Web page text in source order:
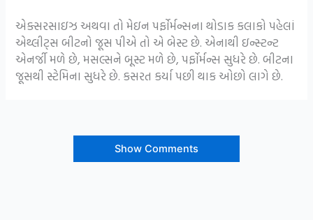
એક્સરસાઇઝ અથવા તો મેઇન પર્ફોર્મન્સના થોડાક કલાકો પહેલાં
એથ્લીટ્સ બીટનો જૂસ પીએ તો એ બેસ્ટ છે. એનાથી ઇન્સ્ટન્ટ
એનર્જી મળે છે, મસલ્સને બૂસ્ટ મળે છે, પર્ફોર્મન્સ સુધરે છે. બીટના
જૂસથી સ્ટેમિના સુધરે છે. કસરત કર્યા પછી થાક ઓછો લાગે છે.
Show Comments